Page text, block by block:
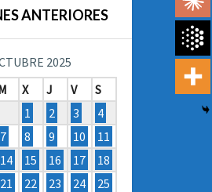
ANTERIORES
2025
X J V
S
1
2 3
4
7 8 9 10
11
14 15 16 17
18
21 22 23 24
25